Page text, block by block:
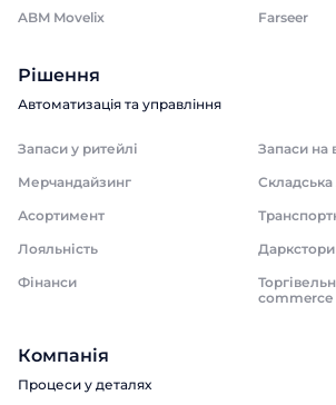
ABM Movelix
Farseer
Рішення
Автоматизація та управління
Запаси у ритейлі
Запаси на
Мерчандайзинг
Складська
Асортимент
Лояльність
Даркстори
Фінанси
commerce
Компанія
Процеси у деталях